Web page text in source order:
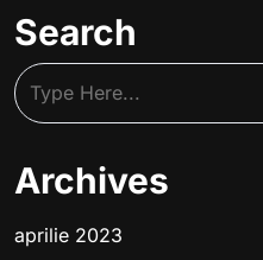
Search
Archives
aprilie 2023